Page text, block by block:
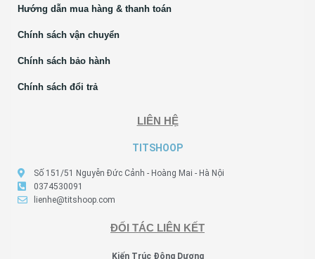
Hướng dẫn mua hàng & thanh toán
Chính sách vận chuyển
Chính sách bảo hành
Chính sách đổi trả
LIÊN HỆ
TITSHOOP
Số 151/51 Nguyễn Đức Cảnh - Hoàng Mai - Hà Nội
0374530091
lienhe@titshoop.com
ĐỐI TÁC LIÊN KẾT
Kiến Trúc Đông Dương